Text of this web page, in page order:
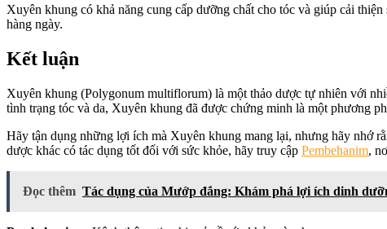
Xuyên khung có khả năng cung cấp dưỡng chất cho tóc và giúp cải
hàng ngày.
Kết luận
Xuyên khung (Polygonum multiflorum) là một thảo dược tự nhiên với
tình trạng tóc và da, Xuyên khung đã được chứng minh là một phương
Hãy tận dụng những lợi ích mà Xuyên khung mang lại, nhưng hãy nhớ
dược khác có tác dụng tốt đối với sức khỏe, hãy truy cập Pembehanim,
Đọc thêm Tác dụng của Mướp đắng: Khám phá lợi ích dinh